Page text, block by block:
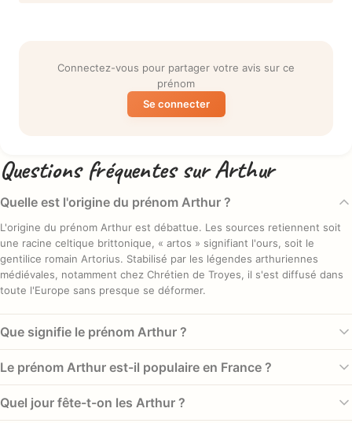
Connectez-vous pour partager votre avis sur ce
prénom
Se connecter
Questions fréquentes sur Arthur
Quelle est l'origine du prénom Arthur ?
L'origine du prénom Arthur est débattue. Les sources retiennent soit
une racine celtique brittonique, « artos » signifiant l'ours, soit le
gentilice romain Artorius. Stabilisé par les légendes arthuriennes
médiévales, notamment chez Chrétien de Troyes, il s'est diffusé dans
toute l'Europe sans presque se déformer.
Que signifie le prénom Arthur ?
symbole de force et de royauté chez les peuples celtes. Une autre
piste le rattache au nom romain Artorius, dont le sens premier s'est
perdu. Les deux étymologies coexistent sans qu'aucune ne fasse
consensus.
Le prénom Arthur est-il populaire en France ?
total historique de 132 478 naissances. Son pic remonte à 2011 avec 4
Quel jour fête-t-on les Arthur ?